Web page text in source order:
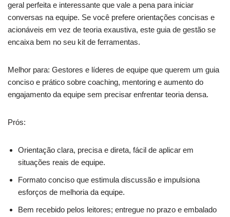
geral perfeita e interessante que vale a pena para iniciar
conversas na equipe. Se você prefere orientações concisas e
acionáveis em vez de teoria exaustiva, este guia de gestão se
encaixa bem no seu kit de ferramentas.
Melhor para: Gestores e líderes de equipe que querem um guia
conciso e prático sobre coaching, mentoring e aumento do
engajamento da equipe sem precisar enfrentar teoria densa.
Prós:
Orientação clara, precisa e direta, fácil de aplicar em
situações reais de equipe.
Formato conciso que estimula discussão e impulsiona
esforços de melhoria da equipe.
Bem recebido pelos leitores; entregue no prazo e embalado